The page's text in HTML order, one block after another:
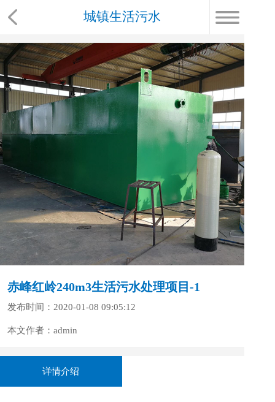
城镇生活污水
赤峰红岭240m3生活污水处理项目-1
发布时间：2020-01-08 09:05:12
本文作者：admin
详情介绍